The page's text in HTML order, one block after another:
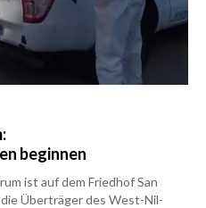
beginnen
ist auf dem Friedhof San
Überträger des West-Nil-